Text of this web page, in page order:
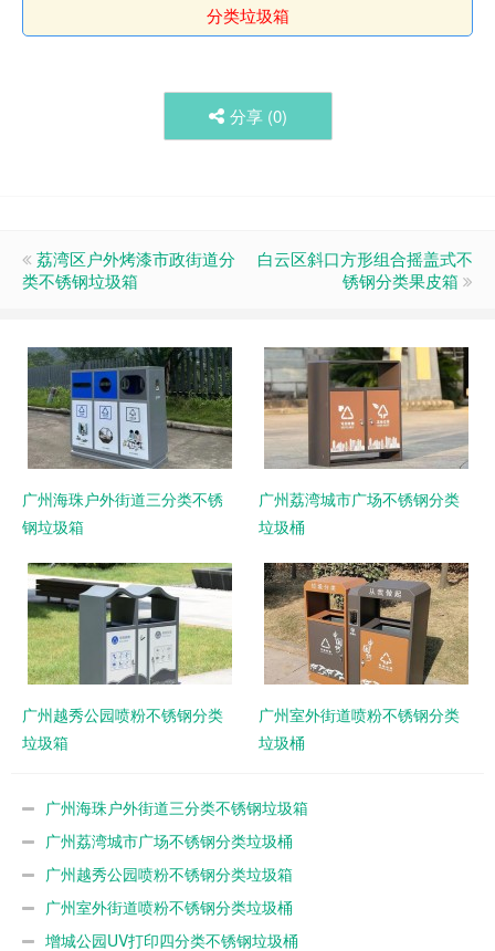
分类垃圾箱
分享 (0)
荔湾区户外烤漆市政街道分
类不锈钢垃圾箱
白云区斜口方形组合摇盖式不
锈钢分类果皮箱
广州海珠户外街道三分类不锈
钢垃圾箱
广州荔湾城市广场不锈钢分类
垃圾桶
广州越秀公园喷粉不锈钢分类
垃圾箱
广州室外街道喷粉不锈钢分类
垃圾桶
广州海珠户外街道三分类不锈钢垃圾箱
广州荔湾城市广场不锈钢分类垃圾桶
广州越秀公园喷粉不锈钢分类垃圾箱
广州室外街道喷粉不锈钢分类垃圾桶
增城公园UV打印四分类不锈钢垃圾桶